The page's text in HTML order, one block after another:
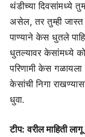
थंडीच्या दिवसांमध्ये
असेल, तर तुम्ही जास्त
पाण्याने केस धुतले
धुतल्यावर केसांमध्ये
परिणामी केस गळायला
केसांची निगा
धुवा.
टीप: वरील माहिती